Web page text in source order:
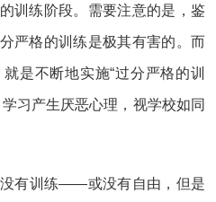
训练阶段。需要注意的是，鉴
严格的训练是极其有害的。而
是不断地实施“过分严格的训
习产生厌恶心理，视学校如同
有训练——或没有自由，但是